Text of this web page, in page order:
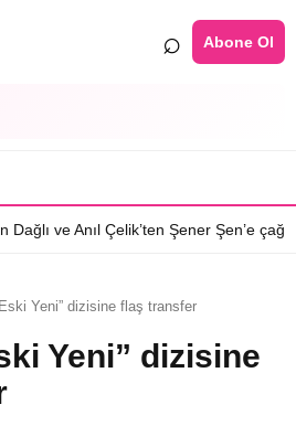
⌕ Abone Ol
Şener Şen’e çağrı•Özcan Deniz:
Yeni” dizisine flaş transfer
Yeni” dizisine